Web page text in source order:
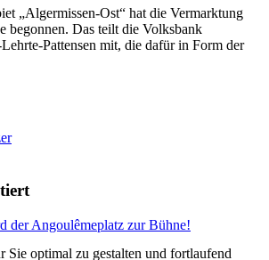
„Algermissen-Ost“ hat die Vermarktung
begonnen. Das teilt die Volksbank
Pattensen mit, die dafür in Form der
Sie optimal zu gestalten und fortlaufend